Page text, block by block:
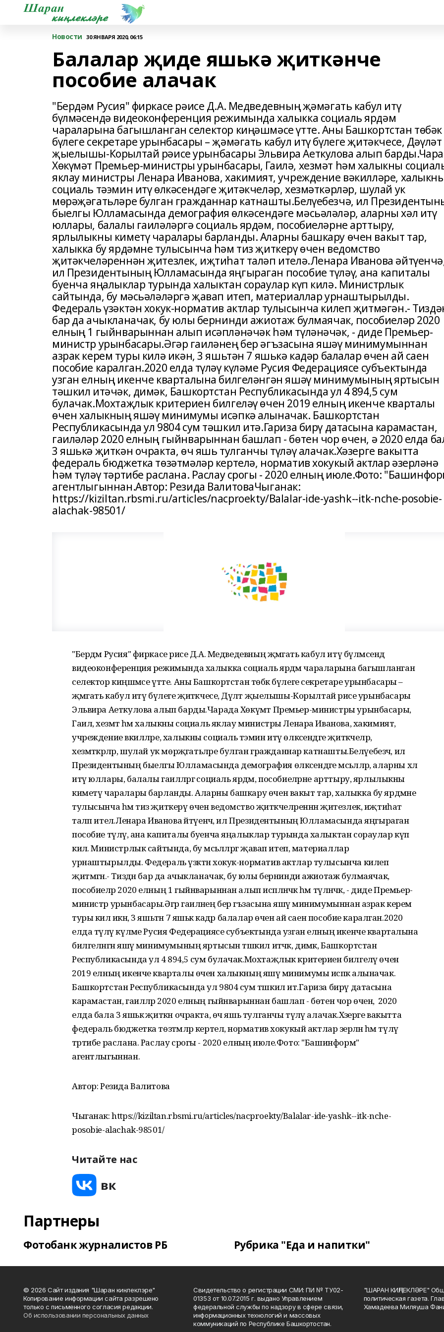
Новости 30 ЯНВАРЯ 2020, 06:15
Балалар җиде яшькә җиткәнче
пособие алачак
"Бердәм Русия" фиркасе рәисе Д.А. Медведевның җәмәгать кабул итү
бүлмәсендә видеоконференция режимында халыкка социаль ярдәм
чараларына багышланган селектор киңәшмәсе үтте. Аны Башкортстан төбәк
бүлеге секретаре урынбасары – җәмәгать кабул итү бүлеге җитәкчесе, Дәүләт
җыелышы-Корылтай рәисе урынбасары Эльвира Аеткулова алып
Хөкүмәт Премьер-министры урынбасары, Гаилә, хезмәт һәм халыкны
яклау министры Ленара Иванова, хакимият, учреждение вәкилләре,
социаль тәэмин итү өлкәсендәге җитәкчеләр, хезмәткәрләр, шулай ук
мөрәҗәгатьләре булган гражданнар катнашты.Белүебезчә, ил
быелгы Юлламасында демография өлкәсендәге мәсьәләләр, аларны хәл итү
юллары, балалы гаиләләргә социаль ярдәм, пособиеләрне арттыру,
ярлылыкны киметү чаралары барланды. Аларны башкару өчен вакыт тар,
халыкка бу ярдәмне тулысынча һәм тиз җиткерү өчен ведомство
җитәкчеләреннән җитезлек, иҗтиһат таләп ителә.Ленара Иванова
ил Президентының Юлламасында яңгыраган пособие түләү, ана капиталы
буенча яңалыклар турында халыктан сораулар күп килә. Министрлык
сайтында, бу мәсьәләләргә җавап итеп, материаллар урнаштырылды.
Федераль үзәктән хокук-норматив актлар тулысынча килеп җитмәгән.-
бар да ачыкланачак, бу юлы бернинди ажиотаж булмаячак, пособиеләр 2020
елның 1 гыйнварыннан алып исәпләнәчәк һәм түләнәчәк, - диде Премьер-
министр урынбасары.Әгәр гаиләнең бер әгъзасына яшәү минимумыннан
азрак керем туры килә икән, 3 яшьтән 7 яшькә кадәр балалар өчен ай саен
пособие каралган.2020 елда түләү күләме Русия Федерациясе субъектында
узган елның икенче кварталына билгеләнгән яшәү минимумының яртысын
тәшкил итәчәк, димәк, Башкортстан Республикасында ул 4 894,5 сум
булачак.Мохтаҗлык критериен билгеләү өчен 2019 елның икенче кварталы
өчен халыкның яшәү минимумы исәпкә алыначак. Башкортстан
Республикасында ул 9804 сум тәшкил итә.Гариза бирү датасына карамастан,
гаиләләр 2020 елның гыйнварыннан башлап - бөтен чор өчен, ә 2020 елда
3 яшькә җиткән очракта, өч яшь тулганчы түләү алачак.Хәзерге вакытта
федераль бюджетка төзәтмәләр кертелә, норматив хокукый актлар әзерләнә
һәм түләү тәртибе раслана. Раслау срогы - 2020 елның июле.Фото:
агентлыгыннан.Автор: Резида ВалитоваЧыганак:
https://kiziltan.rbsmi.ru/articles/nacproekty/Balalar-ide-yashk--itk-nche-posobie-
alachak-98501/
"Бердәм Русия" фиркасе рәисе Д.А. Медведевның җәмәгать кабул итү бүлмәсендә
видеоконференция режимында халыкка социаль ярдәм чараларына багышланган
селектор киңәшмәсе үтте. Аны Башкортстан төбәк бүлеге секретаре урынбасары –
җәмәгать кабул итү бүлеге җитәкчесе, Дәүләт җыелышы-Корылтай рәисе урынбасары
Эльвира Аеткулова алып барды.Чарада Хөкүмәт Премьер-министры урынбасары,
Гаилә, хезмәт һәм халыкны социаль яклау министры Ленара Иванова, хакимият,
учреждение вәкилләре, халыкны социаль тәэмин итү өлкәсендәге җитәкчеләр,
хезмәткәрләр, шулай ук мөрәҗәгатьләре булган гражданнар катнашты.Белүебезчә, ил
Президентының быелгы Юлламасында демография өлкәсендәге мәсьәләләр, аларны хәл
итү юллары, балалы гаиләләргә социаль ярдәм, пособиеләрне арттыру, ярлылыкны
киметү чаралары барланды. Аларны башкару өчен вакыт тар, халыкка бу ярдәмне
тулысынча һәм тиз җиткерү өчен ведомство җитәкчеләреннән җитезлек, иҗтиһат
таләп ителә.Ленара Иванова әйтүенчә, ил Президентының Юлламасында яңгыраган
пособие түләү, ана капиталы буенча яңалыклар турында халыктан сораулар күп
килә. Министрлык сайтында, бу мәсьәләләргә җавап итеп, материаллар
урнаштырылды. Федераль үзәктән хокук-норматив актлар тулысынча килеп
җитмәгән.- Тиздән бар да ачыкланачак, бу юлы бернинди ажиотаж булмаячак,
пособиеләр 2020 елның 1 гыйнварыннан алып исәпләнәчәк һәм түләнәчәк, - диде Премьер-
министр урынбасары.Әгәр гаиләнең бер әгъзасына яшәү минимумыннан азрак керем
туры килә икән, 3 яшьтән 7 яшькә кадәр балалар өчен ай саен пособие каралган.2020
елда түләү күләме Русия Федерациясе субъектында узган елның икенче кварталына
билгеләнгән яшәү минимумының яртысын тәшкил итәчәк, димәк, Башкортстан
Республикасында ул 4 894,5 сум булачак.Мохтаҗлык критериен билгеләү өчен
2019 елның икенче кварталы өчен халыкның яшәү минимумы исәпкә алыначак.
Башкортстан Республикасында ул 9804 сум тәшкил итә.Гариза бирү датасына
карамастан, гаиләләр 2020 елның гыйнварыннан башлап - бөтен чор өчен, ә 2020
елда бала 3 яшькә җиткән очракта, өч яшь тулганчы түләү алачак.Хәзерге вакытта
федераль бюджетка төзәтмәләр кертелә, норматив хокукый актлар әзерләнә һәм түләү
тәртибе раслана. Раслау срогы - 2020 елның июле.Фото: "Башинформ"
агентлыгыннан.
Автор: Резида Валитова
Чыганак: https://kiziltan.rbsmi.ru/articles/nacproekty/Balalar-ide-yashk--itk-nche-
posobie-alachak-98501/
Читайте нас
Партнеры
Фотобанк журналистов РБ Рубрика "Еда и напитки"
© 2026 Сайт издания "Шаран кинлеклэре"
Копирование информации сайта разрешено
только с письменного согласия редакции.
Об использовании персональных данных
Свидетельство о регистрации СМИ: ПИ № ТУ02-
01353 от 10.07.2015 г. выдано Управлением
федеральной службы по надзору в сфере связи,
информационных технологий и массовых
коммуникаций по Республике Башкортостан.
"ШАРАН КИҢЛЕКЛӘРЕ"
политическая газета.
Хамадеева Миляуша